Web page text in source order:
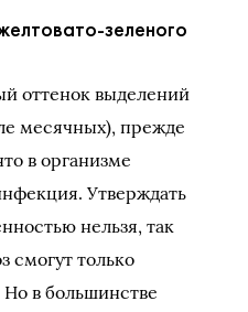
зеленого
оттенок выделений
месячных), прежде
в организме
Утверждать
нельзя, так
смогут только
в большинстве